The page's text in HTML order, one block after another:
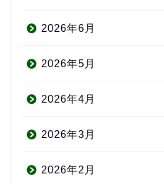
2026年6月
2026年5月
2026年4月
2026年3月
2026年2月